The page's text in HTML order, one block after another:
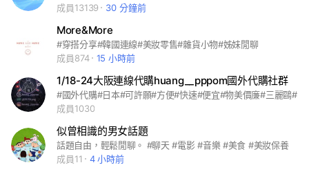
成員13139
30 分鐘前
More&More
#穿搭分享#韓國連線#美妝零售#雜貨小物#姊妹閒聊
成員874
15 小時前
1/18-24大阪連線代購huang__pppom國外代購社群
#國外代購#日本#可許願#方便#快速#便宜#物美價廉#三麗鷗#西村裕二#好市多#outlet #吉伊卡哇#各式小物#食品#閒聊#唐吉訶德#ig#Threads#動漫#日本玩具#購物#好市多#駿河屋#美妝#藥妝#精品#服飾
成員1030
似曾相識的男女話題
話題自由，輕鬆閒聊。 #聊天 #電影 #音樂 #美食 #美妝保養
成員11
4 小時前